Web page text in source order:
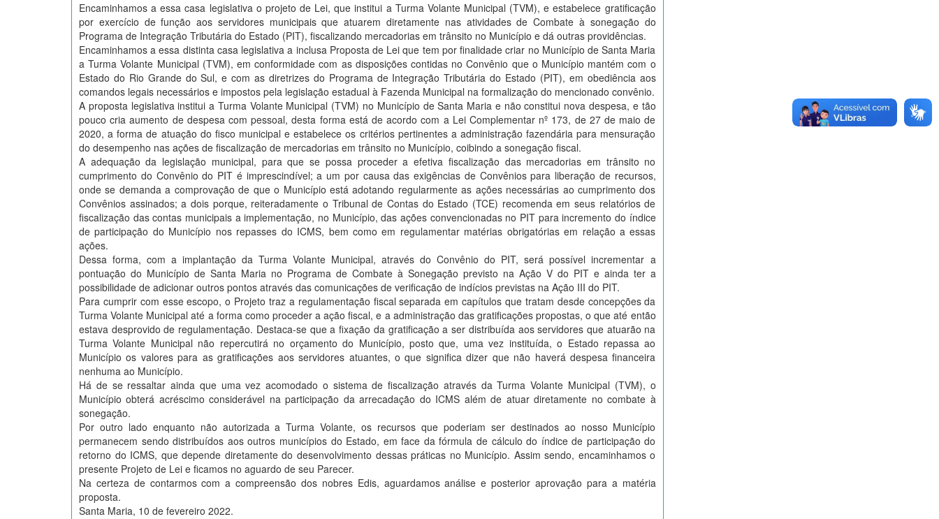
Encaminhamos a essa casa legislativa o projeto de Lei, que institui a Turma Volante Municipal (TVM), e estabelece gratificação
por exercício de função aos servidores municipais que atuarem diretamente nas atividades de Combate à sonegação do
Programa de Integração Tributária do Estado (PIT), fiscalizando mercadorias em trânsito no Município e dá outras providências.
Encaminhamos a essa distinta casa legislativa a inclusa Proposta de Lei que tem por finalidade criar no Município de Santa Maria
a Turma Volante Municipal (TVM), em conformidade com as disposições contidas no Convênio que o Município mantém com o
Estado do Rio Grande do Sul, e com as diretrizes do Programa de Integração Tributária do Estado (PIT), em obediência aos
comandos legais necessários e impostos pela legislação estadual à Fazenda Municipal na formalização do mencionado convênio.
A proposta legislativa institui a Turma Volante Municipal (TVM) no Município de Santa Maria e não constitui nova despesa, e tão
pouco cria aumento de despesa com pessoal, desta forma está de acordo com a Lei Complementar nº 173, de 27 de maio de
2020, a forma de atuação do fisco municipal e estabelece os critérios pertinentes a administração fazendária para mensuração
do desempenho nas ações de fiscalização de mercadorias em trânsito no Município, coibindo a sonegação fiscal.
A adequação da legislação municipal, para que se possa proceder a efetiva fiscalização das mercadorias em trânsito no
cumprimento do Convênio do PIT é imprescindível; a um por causa das exigências de Convênios para liberação de recursos,
onde se demanda a comprovação de que o Município está adotando regularmente as ações necessárias ao cumprimento dos
Convênios assinados; a dois porque, reiteradamente o Tribunal de Contas do Estado (TCE) recomenda em seus relatórios de
fiscalização das contas municipais a implementação, no Município, das ações convencionadas no PIT para incremento do índice
de participação do Município nos repasses do ICMS, bem como em regulamentar matérias obrigatórias em relação a essas
ações.
Dessa forma, com a implantação da Turma Volante Municipal, através do Convênio do PIT, será possível incrementar a
pontuação do Município de Santa Maria no Programa de Combate à Sonegação previsto na Ação V do PIT e ainda ter a
possibilidade de adicionar outros pontos através das comunicações de verificação de indícios previstas na Ação III do PIT.
Para cumprir com esse escopo, o Projeto traz a regulamentação fiscal separada em capítulos que tratam desde concepções da
Turma Volante Municipal até a forma como proceder a ação fiscal, e a administração das gratificações propostas, o que até então
estava desprovido de regulamentação. Destaca-se que a fixação da gratificação a ser distribuída aos servidores que atuarão na
Turma Volante Municipal não repercutirá no orçamento do Município, posto que, uma vez instituída, o Estado repassa ao
Município os valores para as gratificações aos servidores atuantes, o que significa dizer que não haverá despesa financeira
nenhuma ao Município.
Há de se ressaltar ainda que uma vez acomodado o sistema de fiscalização através da Turma Volante Municipal (TVM), o
Município obterá acréscimo considerável na participação da arrecadação do ICMS além de atuar diretamente no combate à
sonegação.
Por outro lado enquanto não autorizada a Turma Volante, os recursos que poderiam ser destinados ao nosso Município
permanecem sendo distribuídos aos outros municípios do Estado, em face da fórmula de cálculo do índice de participação do
retorno do ICMS, que depende diretamente do desenvolvimento dessas práticas no Município. Assim sendo, encaminhamos o
presente Projeto de Lei e ficamos no aguardo de seu Parecer.
Na certeza de contarmos com a compreensão dos nobres Edis, aguardamos análise e posterior aprovação para a matéria
proposta.
Santa Maria, 10 de fevereiro 2022.